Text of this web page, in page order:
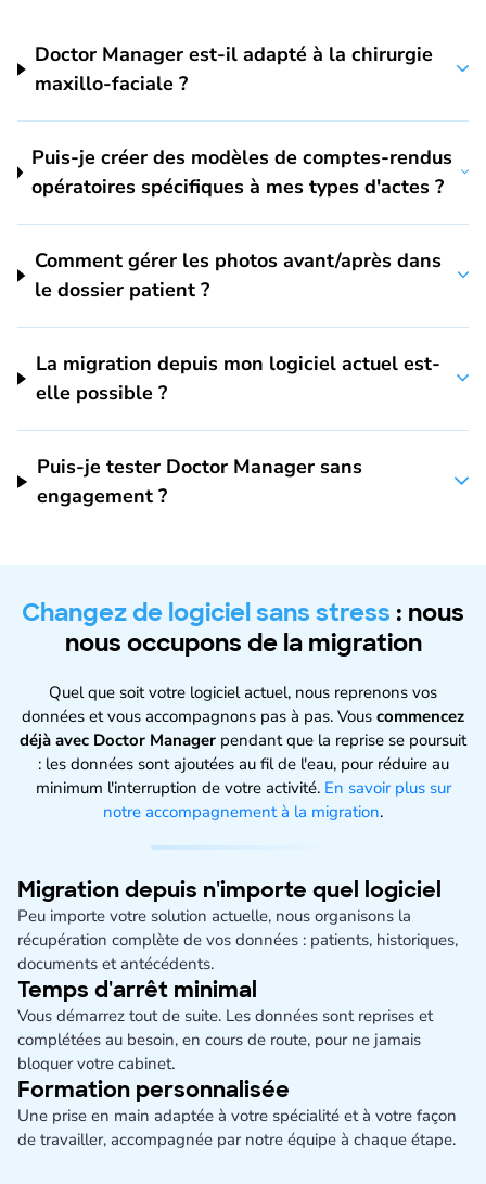
Doctor Manager est-il adapté à la chirurgie
maxillo-faciale ?
Puis-je créer des modèles de comptes-rendus
opératoires spécifiques à mes types d'actes ?
Comment gérer les photos avant/après dans
le dossier patient ?
La migration depuis mon logiciel actuel est-
elle possible ?
Puis-je tester Doctor Manager sans
engagement ?
Changez de logiciel sans stress : nous
nous occupons de la migration
Quel que soit votre logiciel actuel, nous reprenons vos
données et vous accompagnons pas à pas. Vous commencez
déjà avec Doctor Manager pendant que la reprise se poursuit
: les données sont ajoutées au fil de l'eau, pour réduire au
minimum l'interruption de votre activité. En savoir plus sur
notre accompagnement à la migration.
Migration depuis n'importe quel logiciel
Peu importe votre solution actuelle, nous organisons la
récupération complète de vos données : patients, historiques,
documents et antécédents.
Temps d'arrêt minimal
Vous démarrez tout de suite. Les données sont reprises et
complétées au besoin, en cours de route, pour ne jamais
bloquer votre cabinet.
Formation personnalisée
Une prise en main adaptée à votre spécialité et à votre façon
de travailler, accompagnée par notre équipe à chaque étape.